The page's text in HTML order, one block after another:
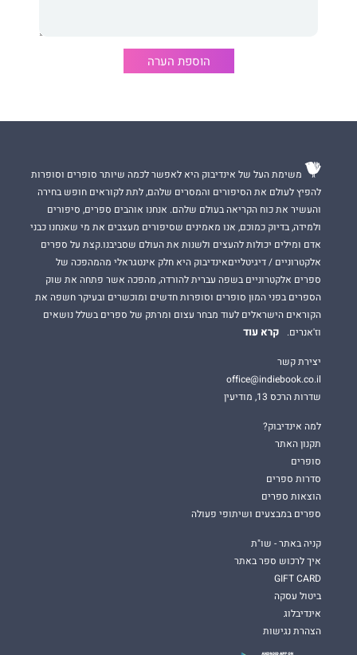
שלדעת המחבר זו הדרך הנכונה ביותר להציג את העולם המטורף אותו
הוספת הערה
משימת העל של אינדיבוק היא לאפשר לכמה שיותר סופרים וסופרות
להפיץ לעולם את הסיפורים והמסרים שלהם, לתת לקוראים חופש בחירה
והעשיר את כוח הקריאה בעולם שלהם. אנחנו אוהבים ספרים, סיפורים
ולמידה, בדיוק כמוכם, אנו מאמינים שסיפורים מעצבים את מי שאנחנו כבני
אדם ומילים יכולות להעצים ולשנות את העולם שסביבנו.קצת על ספרים
אלקטרוניים / דיגיטלייםאינדיבוק היא חלק אינטגראלי מהמהפכה של
ספרים אלקטרוניים בשפה עברית להורדה, מהפכה אשר פתחה את שוק
הספרים בפני המון סופרים וסופרות חדשים ומוכשרים ובעיקר חשפה את
הקוראים הישראלים לעוד מבחר עצום ומרתק של ספרים בשלל נושאים
וז'אנרים.
קרא עוד
יצירת קשר
office@indiebook.co.il
שדרות הרכס 13, מודיעין
למה אינדיבוק?
תקנון האתר
סופרים
סדרות ספרים
הוצאות ספרים
ספרים במבצעים ושיתופי פעולה
קניה באתר - שו"ת
איך לרכוש ספר באתר
GIFT CARD
ביטול עסקה
אינדיבלוג
הצהרת נגישות